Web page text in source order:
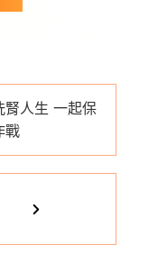
腎人生 一起保
戰